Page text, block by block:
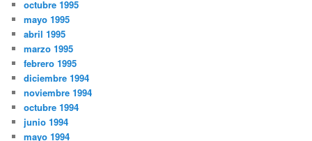
octubre 1995
mayo 1995
abril 1995
marzo 1995
febrero 1995
diciembre 1994
noviembre 1994
octubre 1994
junio 1994
mayo 1994